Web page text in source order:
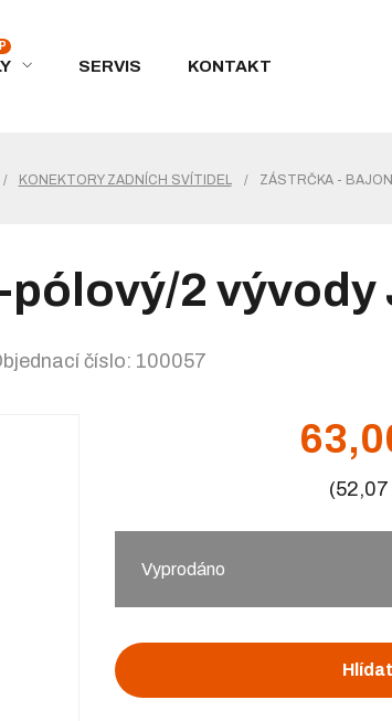
SERVIS KONTAKT
/ KONEKTORY ZADNÍCH SVÍTIDEL / ZÁSTRČKA -
2 vývody
číslo: 100057
Vyprodáno